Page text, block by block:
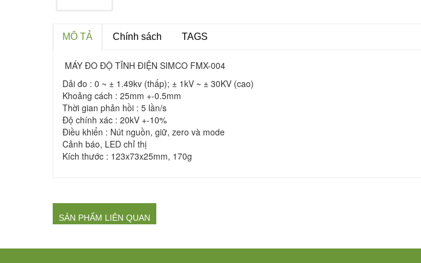
MÔ TẢ Chính sách TAGS
MÁY ĐO ĐỘ TĨNH ĐIỆN SIMCO FMX-004
Dải đo : 0 ~ ± 1.49kv (thấp); ± 1kV ~ ± 30KV (cao)
Khoảng cách : 25mm +-0.5mm
Thời gian phản hồi : 5 lần/s
Độ chính xác : 20kV +-10%
Điều khiển : Nút nguồn, giữ, zero và mode
Cảnh báo, LED chỉ thị
Kích thước : 123x73x25mm, 170g
SẢN PHẨM LIÊN QUAN